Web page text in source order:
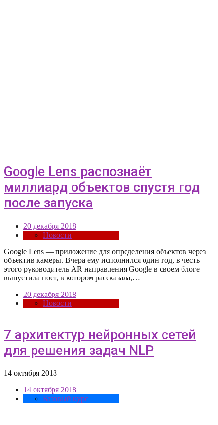
Google Lens распознаёт
миллиард объектов спустя год
после запуска
20 декабря 2018
Новости
Google Lens — приложение для определения объектов через
объектив камеры. Вчера ему исполнился один год, в честь
этого руководитель AR направления Google в своем блоге
выпустила пост, в котором рассказала,…
20 декабря 2018
Новости
7 архитектур нейронных сетей
для решения задач NLP
14 октября 2018
14 октября 2018
Базовый курс